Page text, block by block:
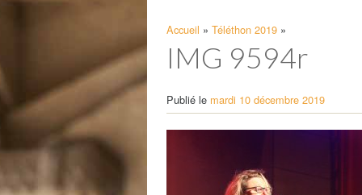
Pharmacies de garde
Accueil » Téléthon 2019 »
IMG 9594r
Publié le mardi 10 décembre 2019